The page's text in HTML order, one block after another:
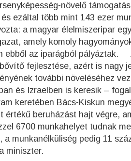
növelő
ezáltal több mint 143 ezer
a magyar élelmiszeripar
amely komoly
ebből az iparágból pályáztak.
fejlesztése, azért is nagy
további növeléséhez
és Izraelben is keresik –
keretében Bács-Kiskun
beruházást hajt végre,
6700 munkahelyet tudnak
munkanélküliség pedig 11
miniszter.